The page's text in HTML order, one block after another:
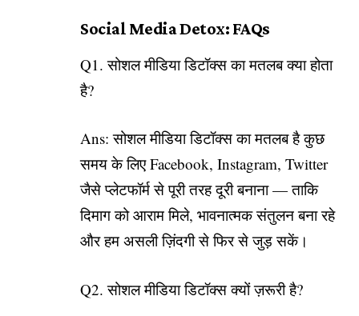
Social Media Detox: FAQs
Q1. सोशल मीडिया डिटॉक्स का मतलब क्या होता
है?
Ans: सोशल मीडिया डिटॉक्स का मतलब है कुछ
समय के लिए Facebook, Instagram, Twitter
जैसे प्लेटफॉर्म से पूरी तरह दूरी बनाना — ताकि
दिमाग को आराम मिले, भावनात्मक संतुलन बना रहे
और हम असली ज़िंदगी से फिर से जुड़ सकें।
Q2. सोशल मीडिया डिटॉक्स क्यों ज़रूरी है?